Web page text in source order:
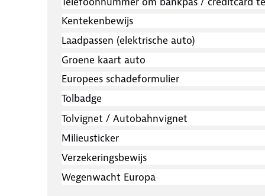
Kentekenbewijs
Laadpassen (elektrische auto)
Groene kaart auto
Europees schadeformulier
Tolbadge
Tolvignet / Autobahnvignet
Milieusticker
Verzekeringsbewijs
Wegenwacht Europa